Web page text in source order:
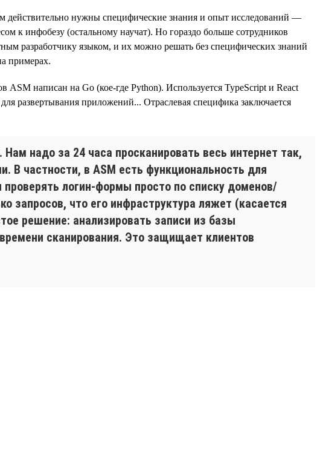
действительно нужны специфические знания и опыт исследований —
к инфобезу (остальному научат). Но гораздо больше сотрудников
разработчику языком, и их можно решать без специфических знаний
примерах.
написан на Go (кое-где Python). Используется TypeScript и React
развертывания приложений... Отраслевая специфика заключается
надо за 24 часа просканировать весь интернет так,
В частности, в ASM есть функциональность для
логин-формы просто по списку доменов/
запросов, что его инфраструктура ляжет (касается
решение: анализировать записи из базы
сканирования. Это защищает клиентов